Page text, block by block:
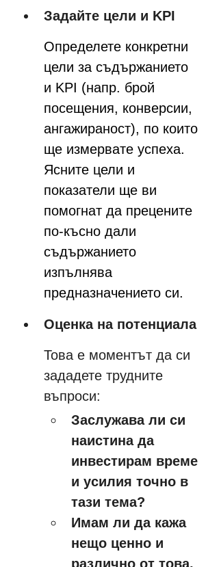
Задайте цели и KPI
Определете конкретни
цели за съдържанието
и KPI (напр. брой
посещения, конверсии,
ангажираност), по които
ще измервате успеха.
Ясните цели и
показатели ще ви
помогнат да прецените
по-късно дали
съдържанието
изпълнява
предназначението си.
Оценка на потенциала
Това е моментът да си
зададете трудните
въпроси:
Заслужава ли си
наистина да
инвестирам време
и усилия точно в
тази тема?
Имам ли да кажа
нещо ценно и
различно от това,